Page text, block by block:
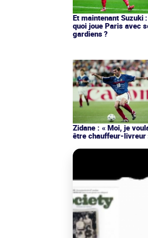
Et maintenant Suzuki
quoi joue Paris avec
gardiens ?
Zidane : « Moi, je
être chauffeur-livreur